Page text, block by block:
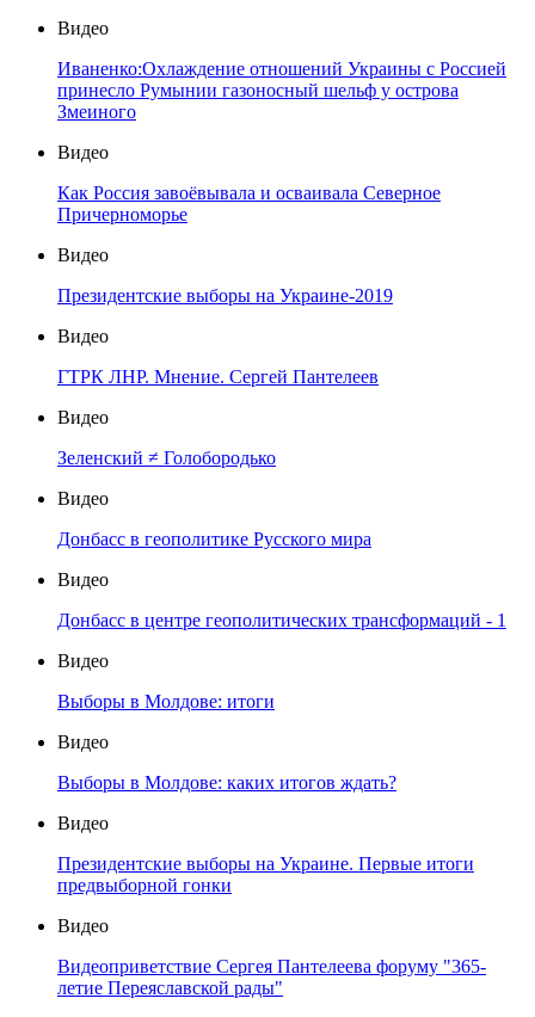
Видео
Иваненко:Охлаждение отношений Украины с Россией
принесло Румынии газоносный шельф у острова
Змеиного
Видео
Как Россия завоёвывала и осваивала Северное
Причерноморье
Видео
Президентские выборы на Украине-2019
Видео
ГТРК ЛНР. Мнение. Сергей Пантелеев
Видео
Зеленский ≠ Голобородько
Видео
Донбасс в геополитике Русского мира
Видео
Донбасс в центре геополитических трансформаций - 1
Видео
Выборы в Молдове: итоги
Видео
Выборы в Молдове: каких итогов ждать?
Видео
Президентские выборы на Украине. Первые итоги
предвыборной гонки
Видео
Видеоприветствие Сергея Пантелеева форуму "365-
летие Переяславской рады"